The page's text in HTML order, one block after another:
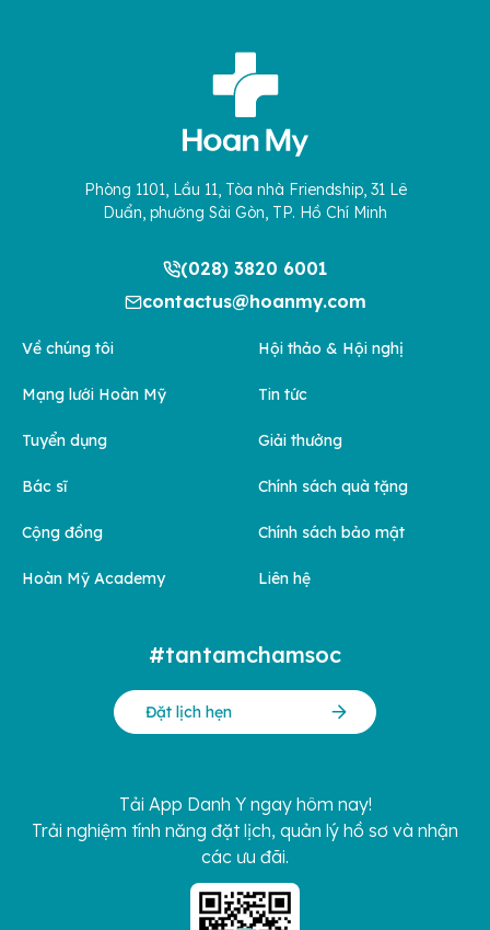
Phòng 1101, Lầu 11, Tòa nhà Friendship, 31 Lê
Duẩn, phường Sài Gòn, TP. Hồ Chí Minh
(028) 3820 6001
contactus@hoanmy.com
Về chúng tôi
Mạng lưới Hoàn Mỹ
Tuyển dụng
Bác sĩ
Cộng đồng
Hoàn Mỹ Academy
Hội thảo & Hội nghị
Tin tức
Giải thưởng
Chính sách quà tặng
Chính sách bảo mật
Liên hệ
#tantamchamsoc
Đặt lịch hẹn
Tải App Danh Y ngay hôm nay!
Trải nghiệm tính năng đặt lịch, quản lý hồ sơ và nhận
các ưu đãi.